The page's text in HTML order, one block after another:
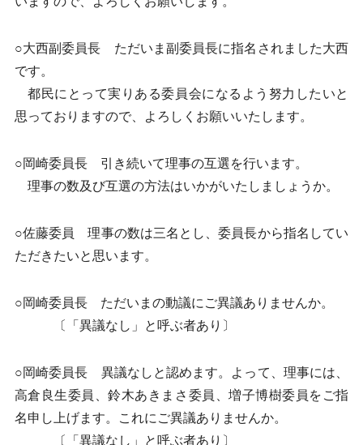
○大西副委員長 ただいま副委員長に指名されました大西
です。
都民にとって実りある委員会になるよう努力したいと
思っておりますので、よろしくお願いいたします。
○岡崎委員長 引き続いて理事の互選を行います。
理事の数及び互選の方法はいかがいたしましょうか。
○佐藤委員 理事の数は三名とし、委員長から指名してい
ただきたいと思います。
○岡崎委員長 ただいまの動議にご異議ありませんか。
〔「異議なし」と呼ぶ者あり〕
○岡崎委員長 異議なしと認めます。よって、理事には、
高倉良生委員、鈴木あきまさ委員、増子博樹委員をご指
名申し上げます。これにご異議ありませんか。
〔「異議なし」と呼ぶ者あり〕